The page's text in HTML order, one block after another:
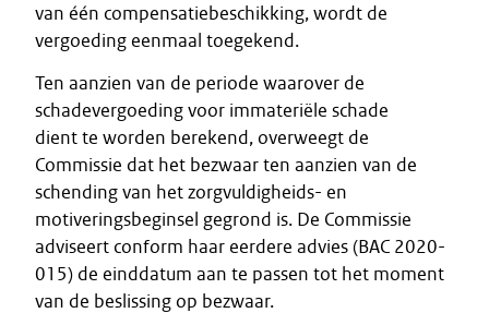
van één compensatiebeschikking, wordt de
vergoeding eenmaal toegekend.
Ten aanzien van de periode waarover de
schadevergoeding voor immateriële schade
dient te worden berekend, overweegt de
Commissie dat het bezwaar ten aanzien van de
schending van het zorgvuldigheids- en
motiveringsbeginsel gegrond is. De Commissie
adviseert conform haar eerdere advies (BAC 2020-
015) de einddatum aan te passen tot het moment
van de beslissing op bezwaar.